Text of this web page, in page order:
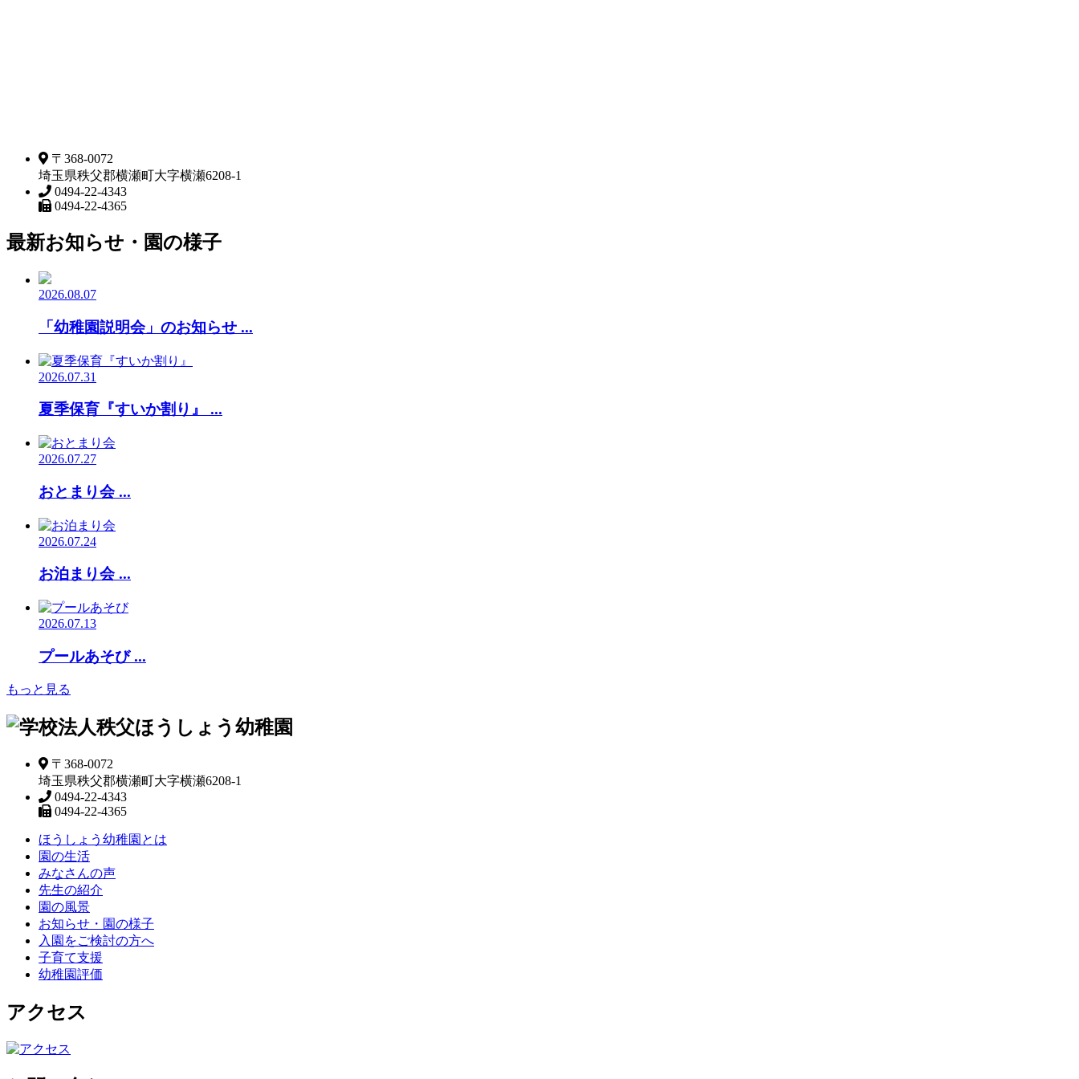
〒368-0072
埼玉県秩父郡横瀬町大字横瀬6208-1
0494-22-4343
0494-22-4365
最新お知らせ・園の様子
2026.08.07
「幼稚園説明会」のお知らせ ...
2026.07.31
夏季保育『すいか割り』 ...
2026.07.27
おとまり会 ...
2026.07.24
お泊まり会 ...
2026.07.13
プールあそび ...
もっと見る
〒368-0072
埼玉県秩父郡横瀬町大字横瀬6208-1
0494-22-4343
0494-22-4365
ほうしょう幼稚園とは
園の生活
みなさんの声
先生の紹介
園の風景
お知らせ・園の様子
入園をご検討の方へ
子育て支援
幼稚園評価
アクセス